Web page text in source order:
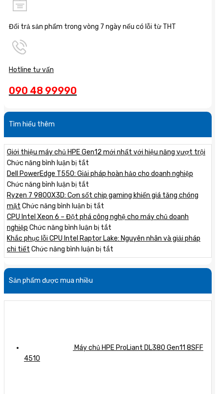
Đổi trả sản phẩm trong vòng 7 ngày nếu có lỗi từ THT
Hotline tư vấn
090 48 99990
Tìm hiểu thêm
Giới thiệu máy chủ HPE Gen12 mới nhất với hiệu năng vượt trội
Chức năng bình luận bị tắt
Giới
máy
chủ
HPE
Gen12
mới
nhất
với
hiệu
năng
vượt
trội
Dell PowerEdge T550: Giải pháp hoàn hảo cho doanh nghiệp
Chức năng bình luận bị tắt
Dell
PowerEdge
T550:
Giải
pháp
hoàn
hảo
cho
doanh
nghiệp
Ryzen 7 9800X3D: Cơn sốt chip gaming khiến giá tăng chóng
mặt Chức năng bình luận bị tắt
Ryzen
7
9800X3D:
Cơn
sốt
chip
khiến
giá
CPU Intel Xeon 6 – Đột phá công nghệ cho máy chủ doanh
nghiệp Chức năng bình luận bị tắt
CPU
Intel
Xeon
6
Đột
phá
máy
Khắc phục lỗi CPU Intel Raptor Lake: Nguyên nhân và giải pháp
chi tiết Chức năng bình luận bị tắt
Khắc
phục
CPU
Intel
nhân
Sản phẩm được mua nhiều
Máy chủ HPE ProLiant DL380 Gen11 8SFF
4510